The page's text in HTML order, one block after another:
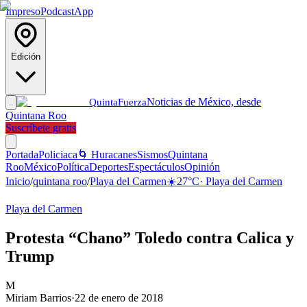
ImpresoPodcastApp
Edición
QuintaFuerzaNoticias de México, desde
Quintana Roo
Suscríbete gratis
PortadaPoliciaca 🌀 HuracanesSismosQuintana
RooMéxicoPolíticaDeportesEspectáculosOpinión
Inicio/quintana roo/Playa del Carmen☀️27°C· Playa del Carmen
Playa del Carmen
Protesta “Chano” Toledo contra Calica y
Trump
M
Miriam Barrios·22 de enero de 2018